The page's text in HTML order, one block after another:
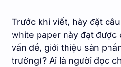
Trước khi viết, hãy đặt
white paper này đạt được
vấn đề, giới thiệu sản
trường)? Ai là người đọc